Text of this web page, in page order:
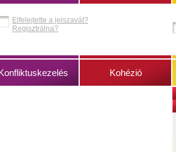
Elfelejtette a jelszavát?
Regisztrálna?
Kohézió